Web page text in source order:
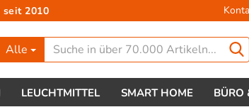
seit 2010
Alle
LEUCHTMITTEL SMART HOME BÜRO